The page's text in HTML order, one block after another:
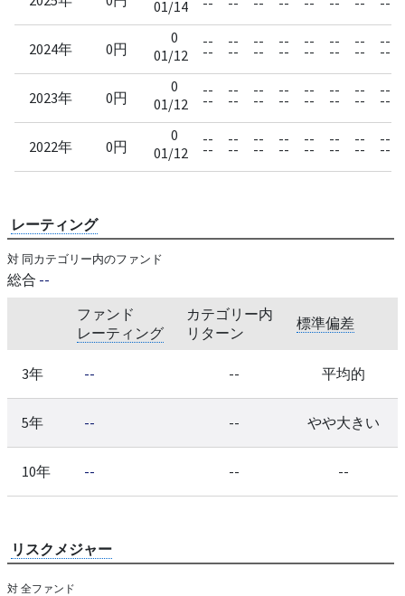
01/14
2024年 0円
0
01/12
--
--
--
--
--
--
--
--
--
--
--
--
--
--
--
--
2023年 0円
0
01/12
--
--
--
--
--
--
--
--
--
--
--
--
--
--
--
--
2022年 0円
0
01/12
--
--
--
--
--
--
--
--
--
--
--
--
--
--
--
--
レーティング
対 同カテゴリー内のファンド
総合 --
ファンド
レーティング
カテゴリー内
リターン
標準偏差
3年 -- -- 平均的
5年 -- -- やや大きい
10年 -- -- --
リスクメジャー
対 全ファンド